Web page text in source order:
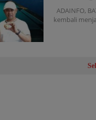
ADAINFO,
kembali